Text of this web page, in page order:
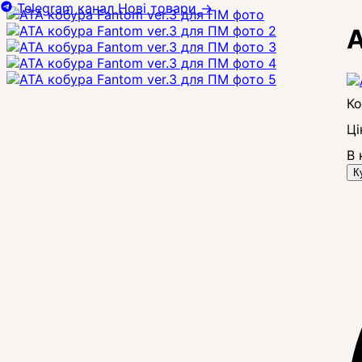
В
Telegram канал Нові товари→